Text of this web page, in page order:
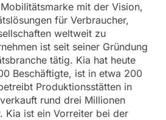
mit der Vision,
für Verbraucher,
weltweit zu
ist seit seiner Gründung
tätig. Kia hat heute
Beschäftigte, ist in etwa 200
Produktionsstätten in
rund drei Millionen
Kia ist ein Vorreiter bei der